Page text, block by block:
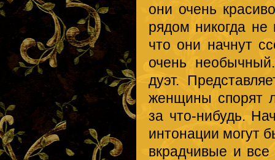
они очень
рядом никогда не
что они начнут
очень
дуэт.
женщины спорят
за что-нибудь.
интонации могут
вкрадчивые и все